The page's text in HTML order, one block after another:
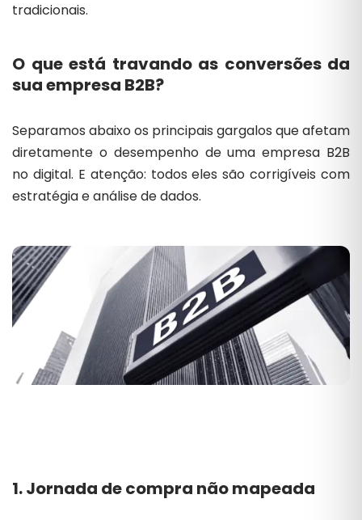
tradicionais.
O que está travando as conversões da
sua empresa B2B?
Separamos abaixo os principais gargalos que afetam
diretamente o desempenho de uma empresa B2B
no digital. E atenção: todos eles são corrigíveis com
estratégia e análise de dados.
1. Jornada de compra não mapeada